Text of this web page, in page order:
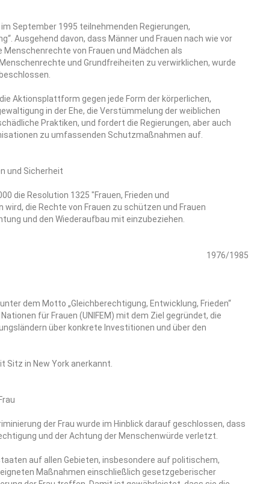
September 1995 teilnehmenden Regierungen,
Ausgehend davon, dass Männer und Frauen nach wie vor
Menschenrechte von Frauen und Mädchen als
und Grundfreiheiten zu verwirklichen, wurde
Aktionsplattform gegen jede Form der körperlichen,
in der Ehe, die Verstümmelung der weiblichen
Praktiken, und fordert die Regierungen, aber auch
zu umfassenden Schutzmaßnahmen auf.
und Sicherheit
die Resolution 1325 "Frauen, Frieden und
die Rechte von Frauen zu schützen und Frauen
und den Wiederaufbau mit einzubeziehen.
1976/1985
dem Motto „Gleichberechtigung, Entwicklung, Frieden“
für Frauen (UNIFEM) mit dem Ziel gegründet, die
über konkrete Investitionen und über den
Sitz in New York anerkannt.
der Frau wurde im Hinblick darauf geschlossen, dass
und der Achtung der Menschenwürde verletzt.
auf allen Gebieten, insbesondere auf politischem,
Maßnahmen einschließlich gesetzgeberischer